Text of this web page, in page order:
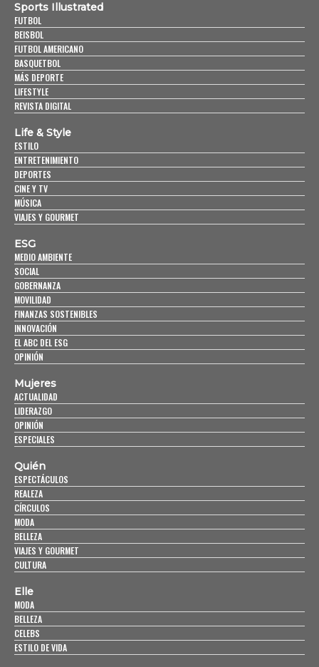
Sports Illustrated
FUTBOL
BEISBOL
FUTBOL AMERICANO
BASQUETBOL
MÁS DEPORTE
LIFESTYLE
REVISTA DIGITAL
Life & Style
ESTILO
ENTRETENIMIENTO
DEPORTES
CINE Y TV
MÚSICA
VIAJES Y GOURMET
ESG
MEDIO AMBIENTE
SOCIAL
GOBERNANZA
MOVILIDAD
FINANZAS SOSTENIBLES
INNOVACIÓN
EL ABC DEL ESG
OPINIÓN
Mujeres
ACTUALIDAD
LIDERAZGO
OPINIÓN
ESPECIALES
Quién
ESPECTÁCULOS
REALEZA
CÍRCULOS
MODA
BELLEZA
VIAJES Y GOURMET
CULTURA
Elle
MODA
BELLEZA
CELEBS
ESTILO DE VIDA